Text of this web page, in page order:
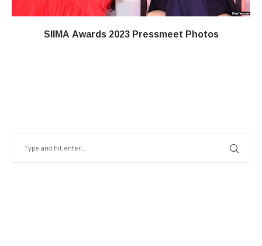
SIIMA Awards 2023 Pressmeet Photos